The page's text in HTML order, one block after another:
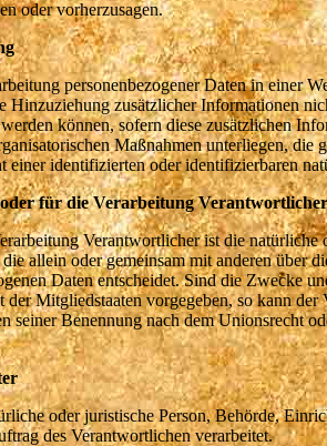
oder vorherzusagen.
personenbezogener Daten in einer
Hinzuziehung zusätzlicher Informationen
können, sofern diese zusätzlichen
Maßnahmen unterliegen, die
einer identifizierten oder identifizierbaren
für die Verarbeitung Verantwortlicher
Verantwortlicher ist die natürliche
allein oder gemeinsam mit anderen über
Daten entscheidet. Sind die Zwecke
der Mitgliedstaaten vorgegeben, so kann
seiner Benennung nach dem Unionsrecht
oder juristische Person, Behörde,
des Verantwortlichen verarbeitet.